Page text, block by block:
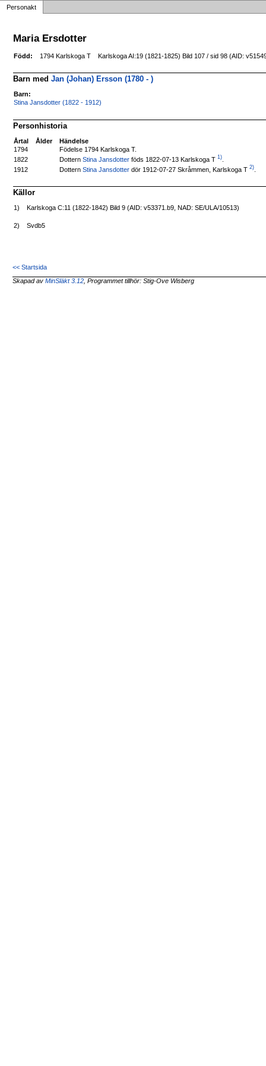
Personakt
Maria Ersdotter
Född: 1794 Karlskoga T Karlskoga AI:19 (1821-1825) Bild 107 / sid 98 (AID:
Barn medJan (Johan) Ersson (1780 - )
Barn:
Stina Jansdotter (1822 - 1912)
Personhistoria
Årtal Ålder
Händelse
1794
Födelse 1794 Karlskoga T.
1822
DotternStina Jansdotter föds 1822-07-13 Karlskoga T 1)
1912
DotternStina Jansdotter dör 1912-07-27 Skråmmen, Karlskoga T 2)
Källor
1) Karlskoga C:11 (1822-1842) Bild 9 (AID: v53371.b9, NAD: SE/ULA/10513)
2) Svdb5
<< Startsida
Skapad avMinSläkt 3.12 , Programmet tillhör: Stig-Ove Wisberg